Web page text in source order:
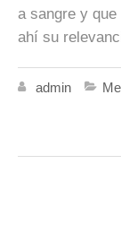
a sangre y
ahí su
admin